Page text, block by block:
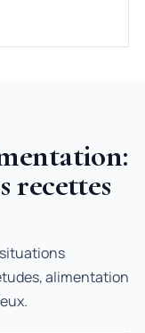
recettes
alimentation